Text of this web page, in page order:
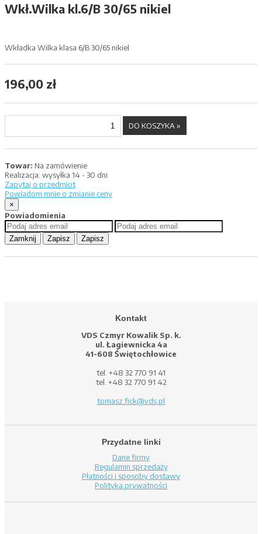
Wkł.Wilka kl.6/B 30/65 nikiel
Wkładka Wilka klasa 6/B 30/65 nikiel
196,00 zł
Towar: Na zamówienie
Realizacja: wysyłka 14 - 30 dni
Zapytaj o przedmiot
Powiadom mnie o zmianie ceny
×
Powiadomienia
Zamknij Zapisz Zapisz
Kontakt
VDS Czmyr Kowalik Sp. k.
ul. Łagiewnicka 4a
41-608 Świętochłowice
tel. +48 32 770 91 41
tel. +48 32 770 91 42
tomasz.fick@vds.pl
Przydatne linki
Dane firmy
Regulamin sprzedaży
Płatności i sposoby dostawy
Polityka prywatności